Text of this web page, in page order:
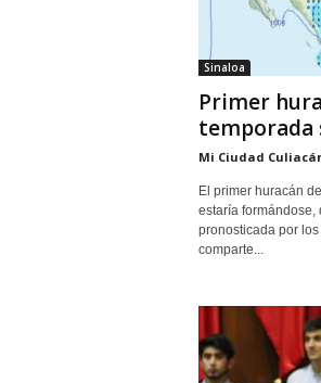
Sinaloa
Primer
temporada
Mi Ciudad
El primer huracán
estaría formándose,
pronosticada por
comparte...